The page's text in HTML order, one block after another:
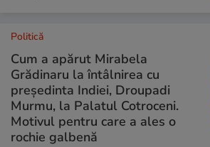
Politică
Cum a apărut Mirabela
Grădinaru la întâlnirea cu
președinta Indiei, Droupadi
Murmu, la Palatul Cotroceni.
Motivul pentru care a ales o
rochie galbenă